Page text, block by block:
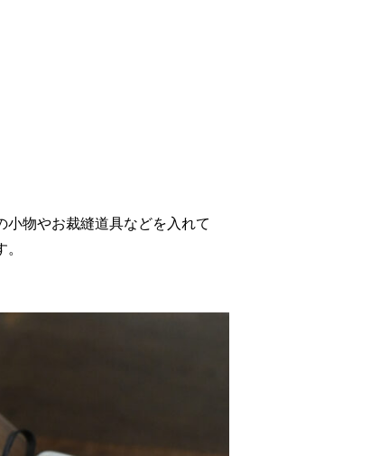
物やお裁縫道具などを入れて